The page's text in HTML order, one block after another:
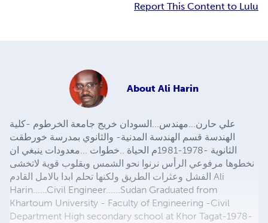
Report This Content to Lulu
About Ali Harin
علي حارن...مهندس...السودان خريج جامعة الخرطوم -كلية
الهندسة قسم الهندسة المدنية- والثانوي بمدرسة خورطقت
الثانوية -1978-1981م الحياة ..خطوات ...معدودات ينبغي ان
نخطوها مرفوعي الرأس نرنوا نحو الشمس وبقلوب قوية لاتخشى
الفشل وعثرات الطريق ولكنها تحلم ابدا بالامل القادم Ali
Harin......Civil Engineer......Sudan Graduated from
Khartoum University - Faculty of Engineering -Civil
Department High secondary school at Khor Tagat-1978-